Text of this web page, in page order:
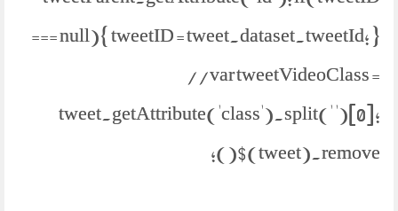
=== null){ tweetID = tweet.dataset.tweetId; }
//var tweetVideoClass =
tweet.getAttribute('class').split(' ')[0];
$(tweet).remove();